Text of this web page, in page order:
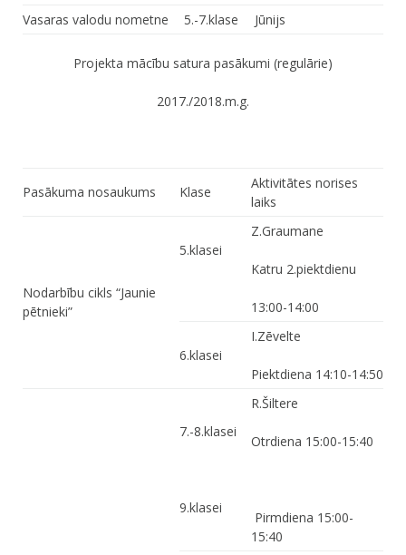
Vasaras valodu nometne
5.-7.klase Jūnijs
Projekta mācību satura pasākumi (regulārie)
2017./2018.m.g.
Pasākuma nosaukums Klase
Aktivitātes norises
laiks
Nodarbību cikls “Jaunie
pētnieki”
5.klasei
Z.Graumane
Katru 2.piektdienu
13:00-14:00
6.klasei
I.Zēvelte
Piektdiena 14:10-14:50
7.-8.klasei
9.klasei
R.Šiltere
Otrdiena 15:00-15:40
Pirmdiena 15:00-
15:40